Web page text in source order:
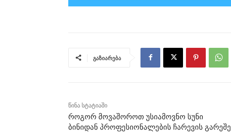
გაზიარება
წინა სტატიაში
როგორ მოვაშოროთ უსიამოვნო სუნი
ბინიდან პროფესიონალების ჩარევის გარეშე